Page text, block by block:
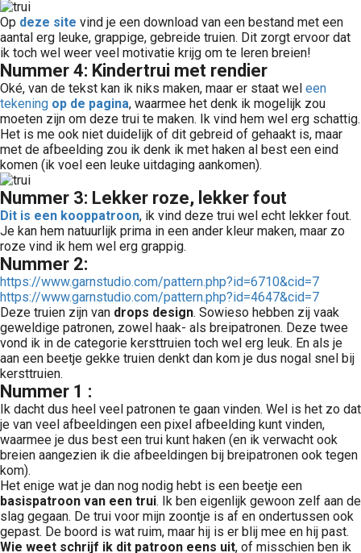
Op deze site vind je een download van een bestand met een
aantal erg leuke, grappige, gebreide truien. Dit zorgt ervoor dat
ik toch wel weer veel motivatie krijg om te leren breien!
Nummer 4: Kindertrui met rendier
Oké, van de tekst kan ik niks maken, maar er staat wel een
tekening op de pagina, waarmee het denk ik mogelijk zou
moeten zijn om deze trui te maken. Ik vind hem wel erg schattig.
Het is me ook niet duidelijk of dit gebreid of gehaakt is, maar
met de afbeelding zou ik denk ik met haken al best een eind
komen (ik voel een leuke uitdaging aankomen).
Nummer 3: Lekker roze, lekker fout
Dit is een kooppatroon, ik vind deze trui wel echt lekker fout.
Je kan hem natuurlijk prima in een ander kleur maken, maar zo
roze vind ik hem wel erg grappig.
Nummer 2:
https://www.garnstudio.com/pattern.php?id=6710&cid=7
https://www.garnstudio.com/pattern.php?id=4647&cid=7
Deze truien zijn van drops design. Sowieso hebben zij vaak
geweldige patronen, zowel haak- als breipatronen. Deze twee
vond ik in de categorie kersttruien toch wel erg leuk. En als je
aan een beetje gekke truien denkt dan kom je dus nogal snel bij
kersttruien.
Nummer 1 :
Ik dacht dus heel veel patronen te gaan vinden. Wel is het zo dat
je van veel afbeeldingen een pixel afbeelding kunt vinden,
waarmee je dus best een trui kunt haken (en ik verwacht ook
breien aangezien ik die afbeeldingen bij breipatronen ook tegen
kom).
Het enige wat je dan nog nodig hebt is een beetje een
basispatroon van een trui. Ik ben eigenlijk gewoon zelf aan de
slag gegaan. De trui voor mijn zoontje is af en ondertussen ook
gepast. De boord is wat ruim, maar hij is er blij mee en hij past.
Wie weet schrijf ik dit patroon eens uit, of misschien ben ik